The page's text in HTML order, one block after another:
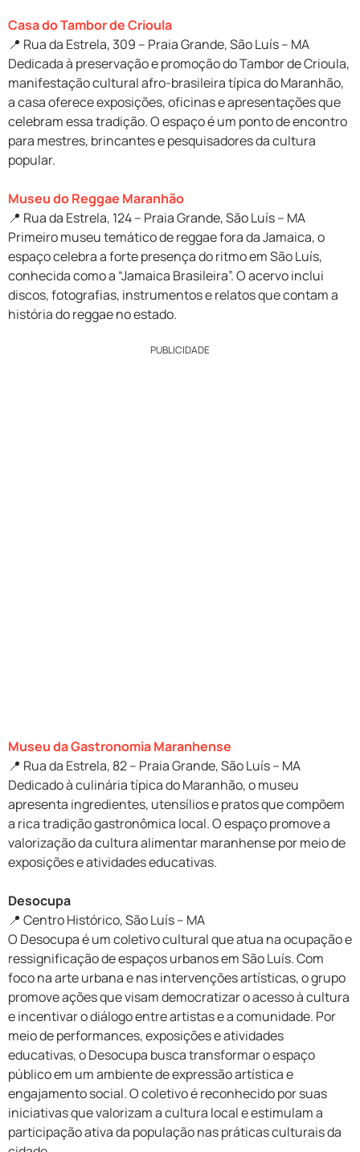
Casa do Tambor de Crioula
📍 Rua da Estrela, 309 – Praia Grande, São Luís – MA
Dedicada à preservação e promoção do Tambor de Crioula,
manifestação cultural afro-brasileira típica do Maranhão,
a casa oferece exposições, oficinas e apresentações que
celebram essa tradição. O espaço é um ponto de encontro
para mestres, brincantes e pesquisadores da cultura
popular.
Museu do Reggae Maranhão
📍 Rua da Estrela, 124 – Praia Grande, São Luís – MA
Primeiro museu temático de reggae fora da Jamaica, o
espaço celebra a forte presença do ritmo em São Luís,
conhecida como a “Jamaica Brasileira”. O acervo inclui
discos, fotografias, instrumentos e relatos que contam a
história do reggae no estado.
PUBLICIDADE
Museu da Gastronomia Maranhense
📍 Rua da Estrela, 82 – Praia Grande, São Luís – MA
Dedicado à culinária típica do Maranhão, o museu
apresenta ingredientes, utensílios e pratos que compõem
a rica tradição gastronômica local. O espaço promove a
valorização da cultura alimentar maranhense por meio de
exposições e atividades educativas.
Desocupa
📍 Centro Histórico, São Luís – MA
O Desocupa é um coletivo cultural que atua na ocupação e
ressignificação de espaços urbanos em São Luís. Com
foco na arte urbana e nas intervenções artísticas, o grupo
promove ações que visam democratizar o acesso à cultura
e incentivar o diálogo entre artistas e a comunidade. Por
meio de performances, exposições e atividades
educativas, o Desocupa busca transformar o espaço
público em um ambiente de expressão artística e
engajamento social. O coletivo é reconhecido por suas
iniciativas que valorizam a cultura local e estimulam a
participação ativa da população nas práticas culturais da